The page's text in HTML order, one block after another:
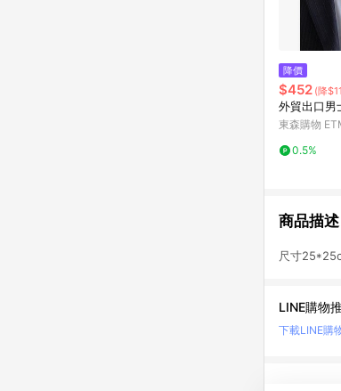
降價
$452 (降
外貿出口男
東森購物
0.5%
商品描述
尺寸
LINE購物
下載LINE購